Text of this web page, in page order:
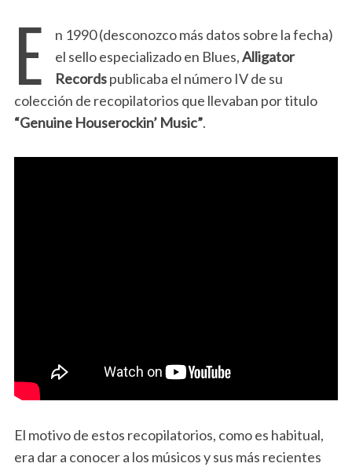
E
n 1990 (desconozco más datos sobre la fecha)
el sello especializado en Blues,Alligator
Recordspublicaba el número IV de su
colección de recopilatorios que llevaban por titulo
“Genuine Houserockin’ Music”.
El motivo de estos recopilatorios, como es habitual,
era dar a conocer a los músicos y sus más recientes